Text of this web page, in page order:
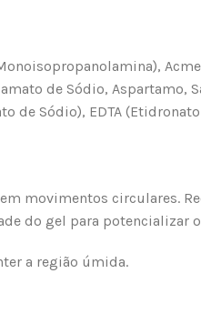
de Sódio, Aspartamo,
de Sódio), EDTA
movimentos circulares.
do gel para potencializar
a região úmida.